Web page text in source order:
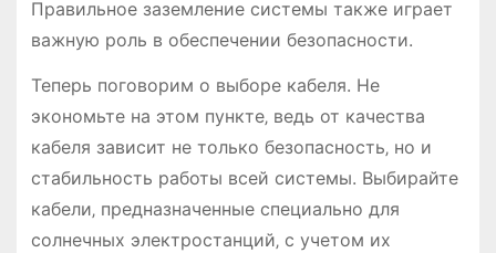
Правильное заземление системы также играет
важную роль в обеспечении безопасности.
Теперь поговорим о выборе кабеля. Не
экономьте на этом пункте‚ ведь от качества
кабеля зависит не только безопасность‚ но и
стабильность работы всей системы. Выбирайте
кабели‚ предназначенные специально для
солнечных электростанций‚ с учетом их